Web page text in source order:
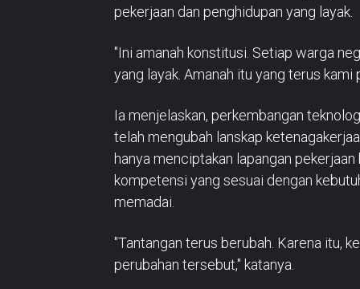
pekerjaan dan penghidupan yang layak.
"Ini amanah konstitusi. Setiap warga
yang layak. Amanah itu yang terus kami
Ia menjelaskan, perkembangan
telah mengubah lanskap
hanya menciptakan lapangan
kompetensi yang sesuai dengan
memadai.
"Tantangan terus berubah. Karena itu,
perubahan tersebut," katanya.